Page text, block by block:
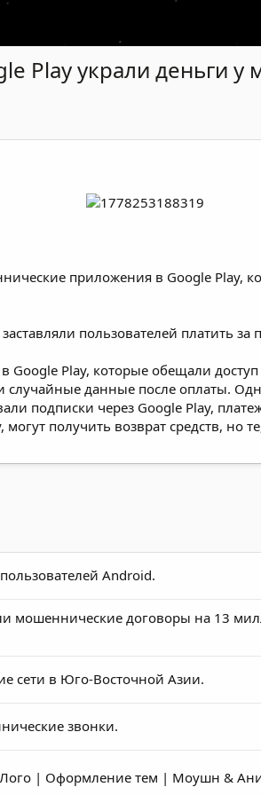
Play украли деньги у
приложения в Google Play,
пользователей платить
Play, которые обещали
случайные данные после оплаты.
подписки через Google Play,
получить возврат средств, но
Android.
мошеннические договоры на 13
сети в Юго-Восточной Азии.
звонки.
| Оформление тем | Моушн &